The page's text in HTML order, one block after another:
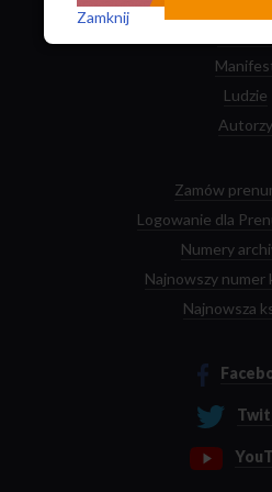
Ludzie
Autorzy
Zamów
Logowanie dla
Numery
Najnowszy numer
Najnowsza
Zamknij